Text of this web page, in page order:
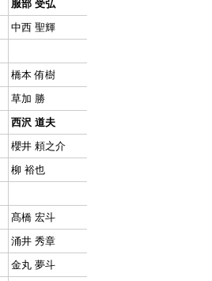
服部 受弘
中西 聖輝
橋本 侑樹
草加 勝
西沢 道夫
櫻井 頼之介
柳 裕也
髙橋 宏斗
涌井 秀章
金丸 夢斗